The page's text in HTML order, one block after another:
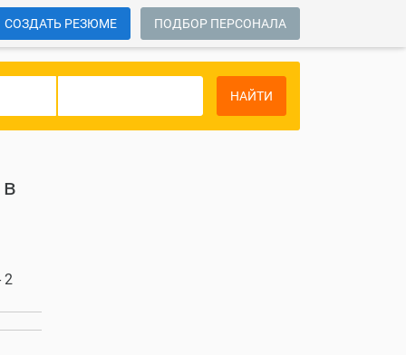
СОЗДАТЬ РЕЗЮМЕ ПОДБОР ПЕРСОНАЛА
НАЙТИ
2